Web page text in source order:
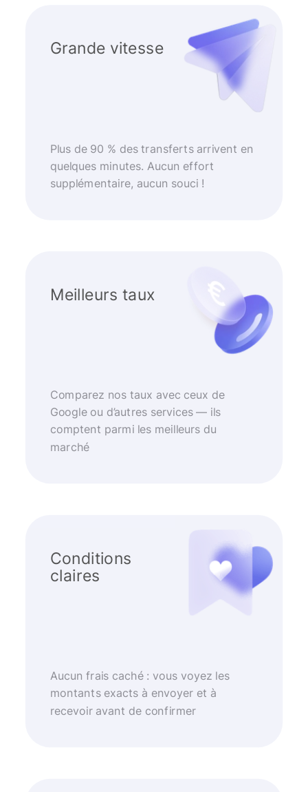
Grande vitesse
Plus de 90 % des transferts arrivent en
quelques minutes. Aucun effort
supplémentaire, aucun souci !
Meilleurs taux
Comparez nos taux avec ceux de
Google ou d’autres services — ils
comptent parmi les meilleurs du
marché
Conditions
claires
Aucun frais caché : vous voyez les
montants exacts à envoyer et à
recevoir avant de confirmer